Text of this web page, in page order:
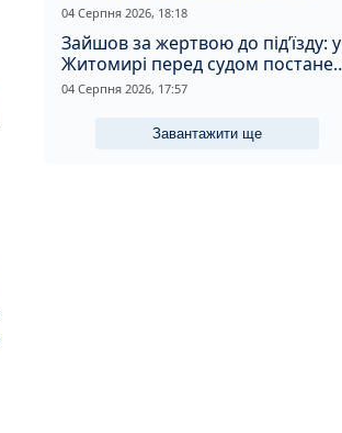
рішення з безпеки
04 Серпня 2026, 18:18
Зайшов за жертвою до під’їзду: у
Житомирі перед судом постане
нападник
04 Серпня 2026, 17:57
Завантажити ще